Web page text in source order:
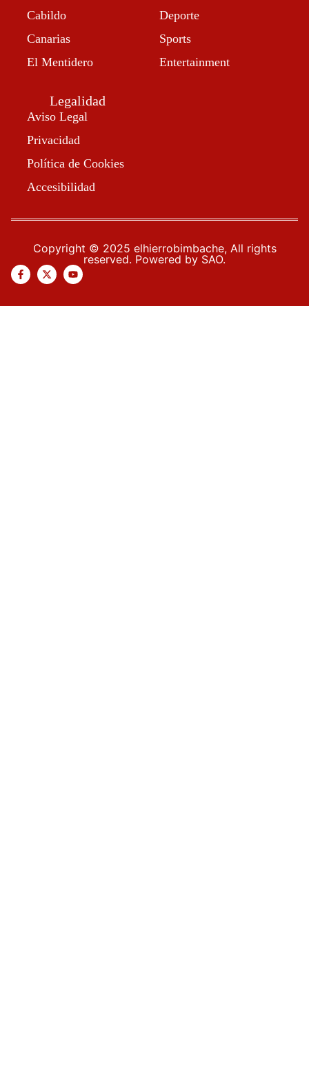
Cabildo
Canarias
El Mentidero
Deporte
Sports
Entertainment
Legalidad
Aviso Legal
Privacidad
Política de Cookies
Accesibilidad
Copyright © 2025 elhierrobimbache, All rights
reserved. Powered by SAO.